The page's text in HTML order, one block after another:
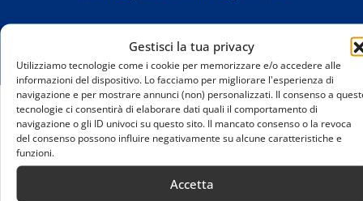
Gestisci la tua privacy
Utilizziamo tecnologie come i cookie per memorizzare e/o accedere alle
informazioni del dispositivo. Lo facciamo per migliorare l'esperienza di
navigazione e per mostrare annunci (non) personalizzati. Il consenso a
tecnologie ci consentirà di elaborare dati quali il comportamento di
navigazione o gli ID univoci su questo sito. Il mancato consenso o la revoca
del consenso possono influire negativamente su alcune caratteristiche e
funzioni.
Accetta
Home
Coppa delle province 2026: definite le squadre per
le finali regionali